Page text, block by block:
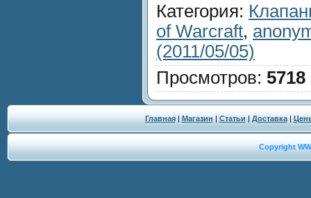
Категория:
of Warcraft,
(2011/05/05)
Просмотров: 5718
Главная| Магазин | Статьи | Доставка|
Copyright